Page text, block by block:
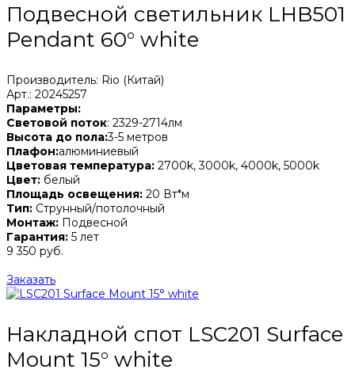
Подвесной светильник LHB501
Pendant 60° white
Производитель: Rio (Китай)
Арт.: 20245257
Параметры:
Световой поток: 2329-2714лм
Высота до пола:3-5 метров
Плафон:алюминиевый
Цветовая температура: 2700k, 3000k, 4000k, 5000k
Цвет: белый
Площадь освещения: 20 Вт*м
Тип: Струнный/потолочный
Монтаж: Подвесной
Гарантия: 5 лет
9 350 руб.
Заказать
Накладной спот LSC201 Surface
Mount 15° white